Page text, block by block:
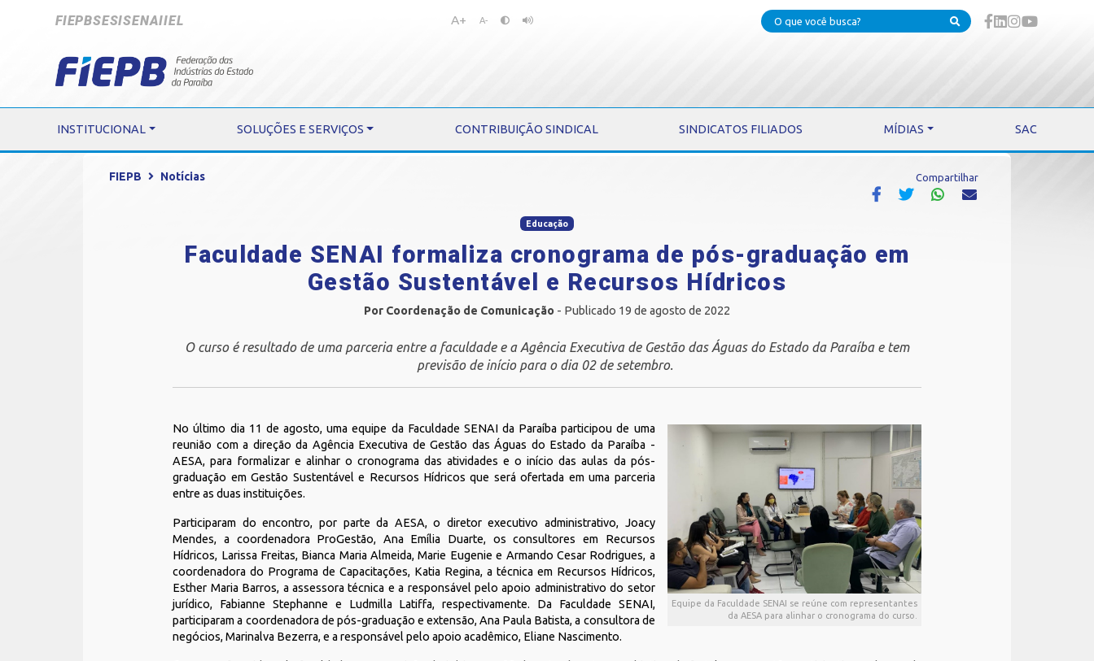
FIEPBSESISENAIIEL
Pular
Pular
A+ A-
INSTITUCIONAL SOLUÇÕES E SERVIÇOS CONTRIBUIÇÃO SINDICAL SINDICATOS FILIADOS MÍDIAS SAC
FIEPB Notícias Compartilhar
Educação
Faculdade SENAI formaliza cronograma de pós-graduação em
Gestão Sustentável e Recursos Hídricos
Por Coordenação de Comunicação- Publicado 19 de agosto de 2022
O curso é resultado de uma parceria entre a faculdade e a Agência Executiva de Gestão das Águas do Estado da Paraíba e tem
previsão de início para o dia 02 de setembro.
Equipe da Faculdade SENAI se reúne com representantes
da AESA para alinhar o cronograma do curso.
No último dia 11 de agosto, uma equipe da Faculdade SENAI da Paraíba participou de uma
reunião com a direção da Agência Executiva de Gestão das Águas do Estado da Paraíba -
AESA, para formalizar e alinhar o cronograma das atividades e o início das aulas da pós-
graduação em Gestão Sustentável e Recursos Hídricos que será ofertada em uma parceria
entre as duas instituições.
Participaram do encontro, por parte da AESA, o diretor executivo administrativo, Joacy
Mendes, a coordenadora ProGestão, Ana Emília Duarte, os consultores em Recursos
Hídricos, Larissa Freitas, Bianca Maria Almeida, Marie Eugenie e Armando Cesar Rodrigues, a
coordenadora do Programa de Capacitações, Katia Regina, a técnica em Recursos Hídricos,
Esther Maria Barros, a assessora técnica e a responsável pelo apoio administrativo do setor
jurídico, Fabianne Stephanne e Ludmilla Latiffa, respectivamente. Da Faculdade SENAI,
participaram a coordenadora de pós-graduação e extensão, Ana Paula Batista, a consultora de
negócios, Marinalva Bezerra, e a responsável pelo apoio acadêmico, Eliane Nascimento.